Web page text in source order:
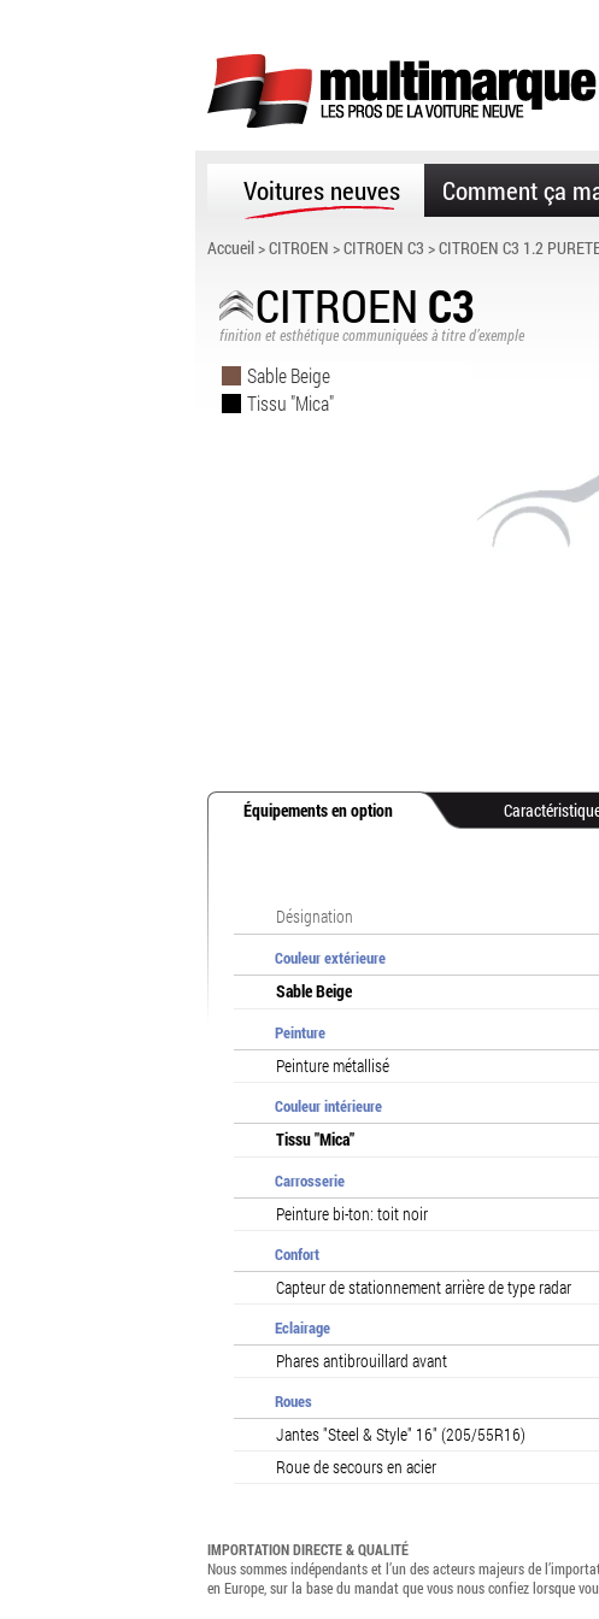
Voitures neuves Comment ça
Accueil>CITROEN >CITROEN C3 > CITROEN C3 1.2
CITROEN C3
finition et esthétique communiquées à titre d’exemple
Sable Beige
Tissu "Mica"
Équipements en option
Désignation
Couleur extérieure
Sable Beige
Peinture
Peinture métallisé
Couleur intérieure
Tissu "Mica"
Carrosserie
Peinture bi-ton: toit noir
Confort
Capteur de stationnement arrière de type radar
Eclairage
Phares antibrouillard avant
Roues
Jantes "Steel & Style" 16" (205/55R16)
Roue de secours en acier
IMPORTATION DIRECTE & QUALITÉ
Nous sommes indépendants et l’un des acteurs majeurs de
en Europe, sur la base du mandat que vous nous confiez lorsque